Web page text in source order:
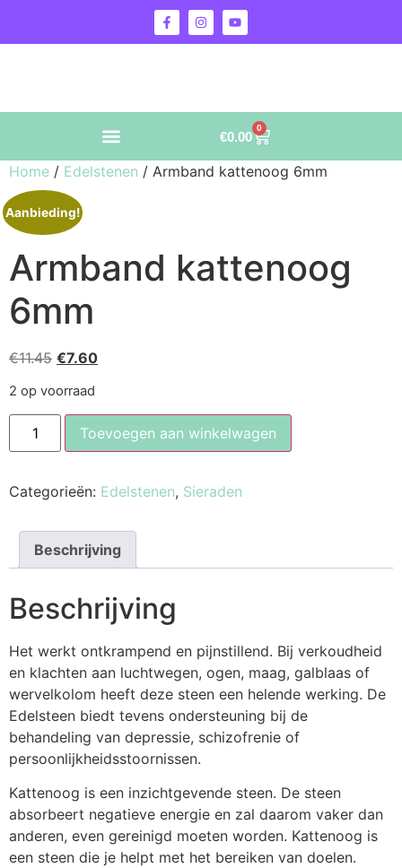
€0.00
0
Home / Edelstenen / Armband kattenoog 6mm
Aanbieding!
Armband kattenoog
6mm
€11.45 €7.60
2 op voorraad
Toevoegen aan winkelwagen
Categorieën: Edelstenen, Sieraden
Beschrijving
Beschrijving
Het werkt ontkrampend en pijnstillend. Bij verkoudheid
en klachten aan luchtwegen, ogen, maag, galblaas of
wervelkolom heeft deze steen een helende werking. De
Edelsteen biedt tevens ondersteuning bij de
behandeling van depressie, schizofrenie of
persoonlijkheidsstoornissen.
Kattenoog is een inzichtgevende steen. De steen
absorbeert negatieve energie en zal daarom vaker dan
anderen, even gereinigd moeten worden. Kattenoog is
een steen die je helpt met het bereiken van doelen.